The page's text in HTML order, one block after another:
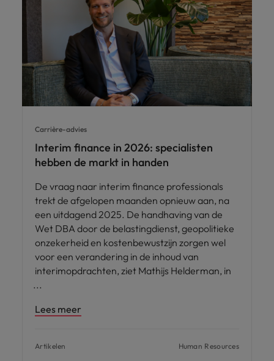
Carrière-advies
Interim finance in 2026: specialisten
hebben de markt in handen
De vraag naar interim finance professionals
trekt de afgelopen maanden opnieuw aan, na
een uitdagend 2025. De handhaving van de
Wet DBA door de belastingdienst, geopolitieke
onzekerheid en kostenbewustzijn zorgen wel
voor een verandering in de inhoud van
interimopdrachten, ziet Mathijs Helderman, in
Lees meer
Artikelen Human Resources